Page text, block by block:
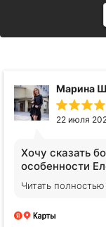
Анна
17 июля
Обратилась за
сложных
будто никто не
Плитка на
легче стало.
Читать полностью